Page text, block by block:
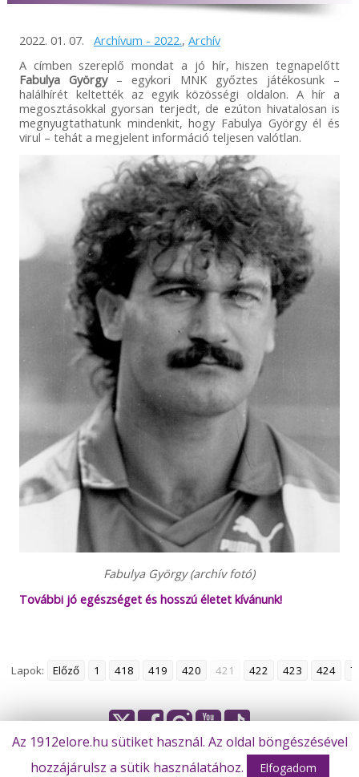
2022. 01. 07. Archívum - 2022., Archív
A címben szereplő mondat a jó hír, hiszen tegnapelőtt
Fabulya György– egykori MNK győztes játékosunk –
halálhírét keltették az egyik közösségi oldalon. A hír a
megosztásokkal gyorsan terjedt, de ezúton hivatalosan is
megnyugtathatunk mindenkit, hogy Fabulya György él és
virul – tehát a megjelent információ teljesen valótlan.
Fabulya György (archív fotó)
További jó egészséget és hosszú életet kívánunk!
Lapok: Előző 1 418 419 420 421 422 423 424
© Békéscsaba 1912 Előre Futball Zrt.
Az 1912elore.hu sütiket használ. Az oldal böngészésével
hozzájárulsz a sütik használatához.
Elfogadom